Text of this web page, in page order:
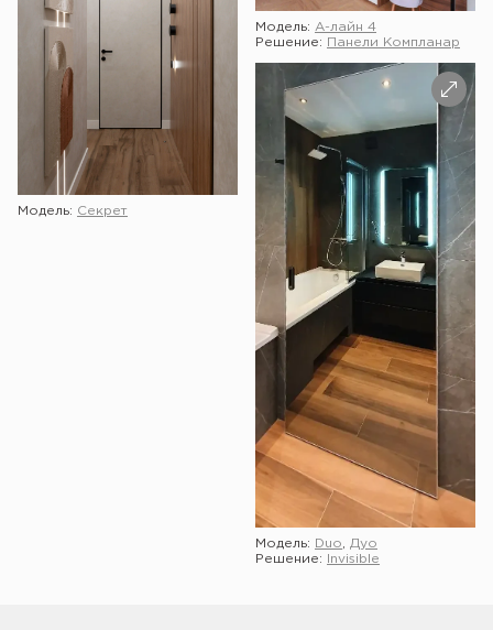
Модель: Секрет
Модель: А-лайн 4
Решение:
Панели Компланар
Модель: Duo
Дуо
Решение:
Invisible